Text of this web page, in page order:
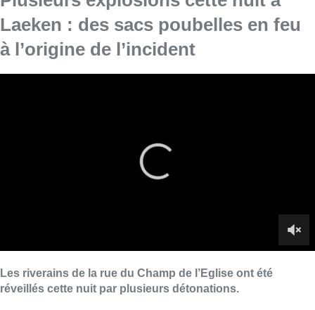
Laeken : des sacs poubelles en feu
à l’origine de l’incident
nuit par plusieurs explosions. C’est ce qu’a confirmé la police
locale bruxelloise. D’après les premières constatations, il
s’agirait d’un incendie accidentel de quelques sacs poubelles.
, explique Robin
poubelles qui avaient pris feu. D’après les premières
explosions entendues seraient dues à un pétard se trouvant
dans ce même sac poubelle, en combinaison avec des